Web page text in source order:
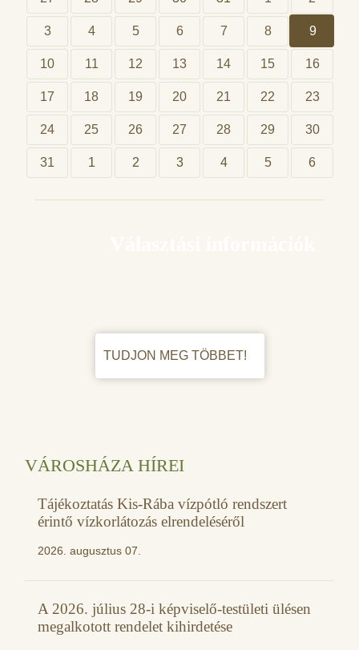
3 4 5 6 7 8 9
10 11 12 13 14 15 16
17 18 19 20 21 22 23
24 25 26 27 28 29 30
31 1 2 3 4 5 6
TUDJON MEG TÖBBET!
VÁROSHÁZA HÍREI
Tájékoztatás Kis-Rába vízpótló rendszert
érintő vízkorlátozás elrendeléséről
2026. augusztus 07.
A 2026. július 28-i képviselő-testületi ülésen
megalkotott rendelet kihirdetése